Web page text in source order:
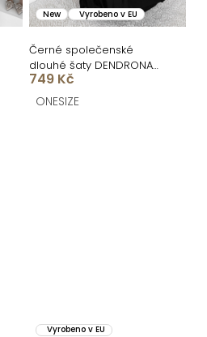
New Vyrobeno v EU
Černé společenské
dlouhé šaty DENDRONA
za krk s výstřihem
749 Kč
ONESIZE
Vyrobeno v EU